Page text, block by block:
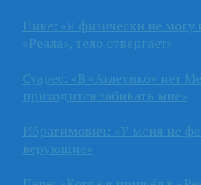
Пике: «Я физически не могу
«Реала», тело отвергает»
Суарес: «В «Атлетико» нет
приходится забивать мне»
Ибрагимович: «У меня не
верующие»